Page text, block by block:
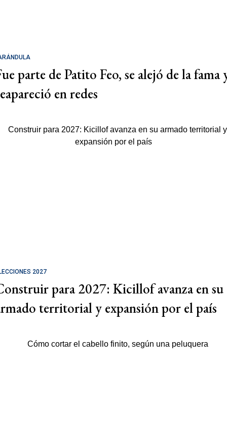
parte de Patito Feo, se alejó de la fama
en redes
2027
para 2027: Kicillof avanza en su
territorial y expansión por el país